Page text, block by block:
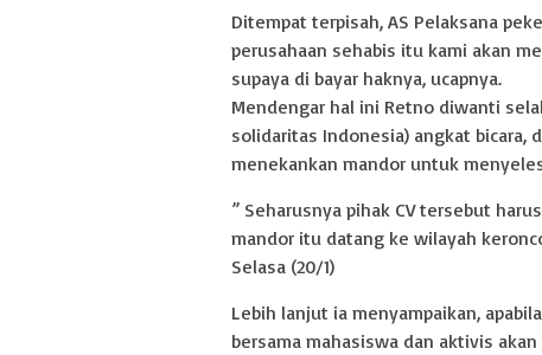
Ditempat terpisah, AS Pelaksana
perusahaan sehabis itu kami akan
supaya di bayar haknya, ucapnya.
Mendengar hal ini Retno diwanti
solidaritas Indonesia) angkat bicara,
menekankan mandor untuk
” Seharusnya pihak CV tersebut
mandor itu datang ke wilayah
Selasa (20/1)
Lebih lanjut ia menyampaikan,
bersama mahasiswa dan aktivis